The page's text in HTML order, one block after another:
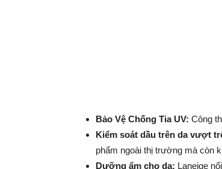
Bảo Vệ Chống Tia UV: Công
Kiểm soát dầu trên da vượt
phẩm ngoài thị trường mà còn
Dưỡng ẩm cho da: Laneige